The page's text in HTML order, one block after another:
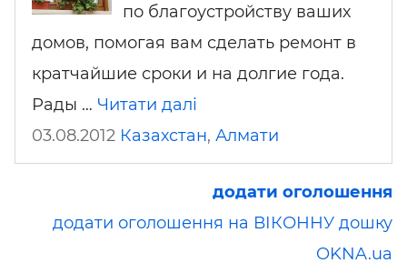
по благоустройству ваших
домов, помогая вам сделать ремонт в
кратчайшие сроки и на долгие года.
Рады … Читати далі
03.08.2012 Казахстан, Алмати
додати оголошення
додати оголошення на ВІКОННУ дошку
OKNA.ua